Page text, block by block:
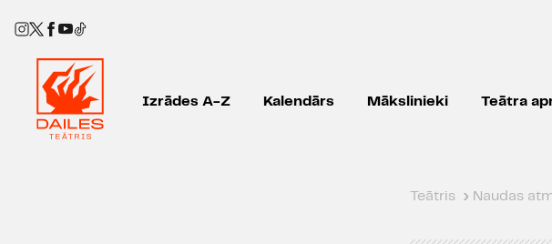
Izrādes A-Z Kalendārs Mākslinieki Teātra
Teātris › Naudas